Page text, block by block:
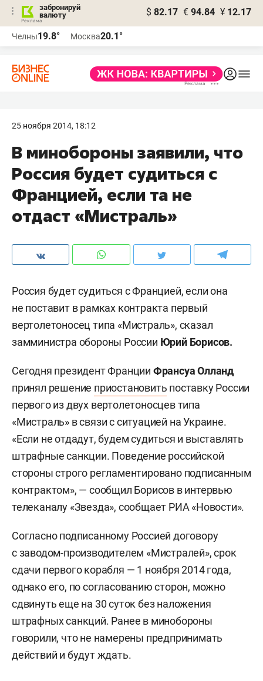
забронируй
валюту
$ 82.17 € 94.84 ¥ 12.17
Челны19.8° Москва20.1°
25 ноября 2014, 18:12
В минобороны заявили, что
Россия будет судиться с
Францией, если та не
отдаст «Мистраль»
Россия будет судиться с Францией, если она
не поставит в рамках контракта первый
вертолетоносец типа «Мистраль», сказал
замминистра обороны России Юрий Борисов.
Сегодня президент Франции Франсуа Олланд
принял решение приостановить поставку России
первого из двух вертолетоносцев типа
«Мистраль» в связи с ситуацией на Украине.
«Если не отдадут, будем судиться и выставлять
штрафные санкции. Поведение российской
стороны строго регламентировано подписанным
контрактом», — сообщил Борисов в интервью
телеканалу «Звезда», сообщает РИА «Новости».
Согласно подписанному Россией договору
с заводом-производителем «Мистралей», срок
сдачи первого корабля — 1 ноября 2014 года,
однако его, по согласованию сторон, можно
сдвинуть еще на 30 суток без наложения
штрафных санкций. Ранее в минобороны
говорили, что не намерены предпринимать
действий и будут ждать.